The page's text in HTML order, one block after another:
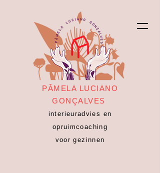
PÂMELA LUCIANO
GONÇALVES
interieuradvies en
opruimcoaching
voor gezinnen